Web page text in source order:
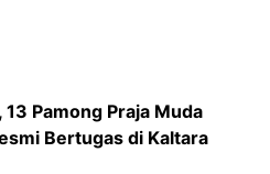
Pamong Praja Muda
Bertugas di Kaltara